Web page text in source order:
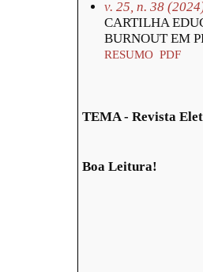
v. 25, n. 38
CARTILHA
BURNOUT EM
RESUMO PDF
TEMA - Revista
Boa Leitura!